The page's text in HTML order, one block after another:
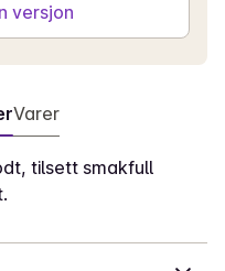
versjon
Varer
tilsett smakfull